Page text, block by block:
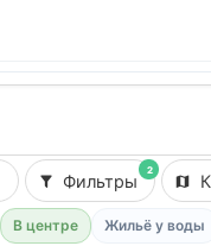
2
Фильтры
В центре Жильё у воды